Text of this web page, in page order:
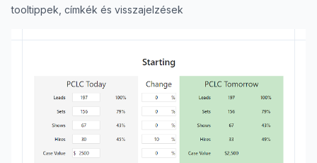
tooltippek, címkék és visszajelzések